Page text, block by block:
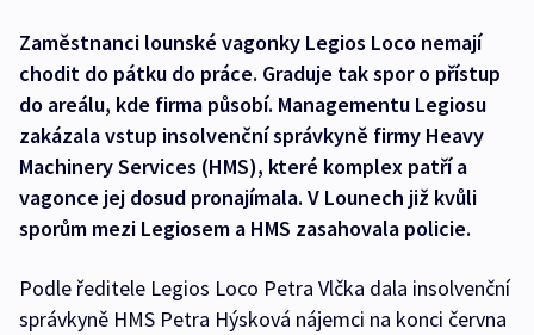
Zaměstnanci lounské vagonky Legios Loco nemají
chodit do pátku do práce. Graduje tak spor o přístup
do areálu, kde firma působí. Managementu Legiosu
zakázala vstup insolvenční správkyně firmy Heavy
Machinery Services (HMS), které komplex patří a
vagonce jej dosud pronajímala. V Lounech již kvůli
sporům mezi Legiosem a HMS zasahovala policie.
Podle ředitele Legios Loco Petra Vlčka dala insolvenční
správkyně HMS Petra Hýsková nájemci na konci června